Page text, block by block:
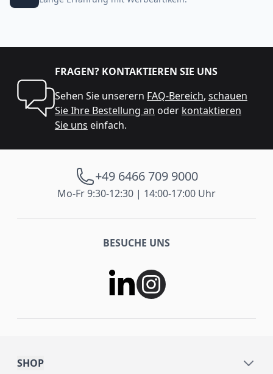
FRAGEN? KONTAKTIEREN SIE UNS
Sehen Sie unserern FAQ-Bereich, schauen
Sie Ihre Bestellung an oder kontaktieren
Sie uns einfach.
+49 6466 709 9000
Mo-Fr 9:30-12:30 | 14:00-17:00 Uhr
BESUCHE UNS
SHOP